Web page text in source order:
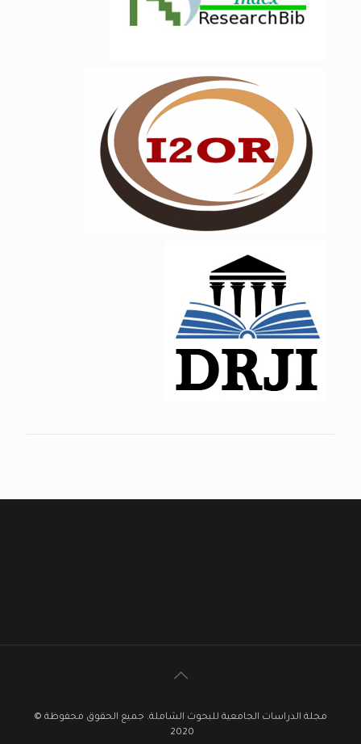
مجلة الدراسات الجامعية للبحوث الشاملة. جميع الحقوق محفوظة ©
2020